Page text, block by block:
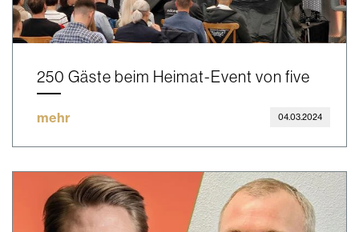
250 Gäste beim Heimat-Event von five
mehr 04.03.2024